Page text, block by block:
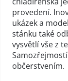
provedení.
ukázek a
stánku také
vysvětlí vše z
občerstvením.